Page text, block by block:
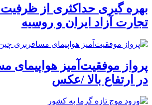
بهره گیری حداکثری از
تجارت آزاد ایران و روسیه
پرواز موفقیت‌آمیز هواپیمای
در ارتفاع بالا /عکس